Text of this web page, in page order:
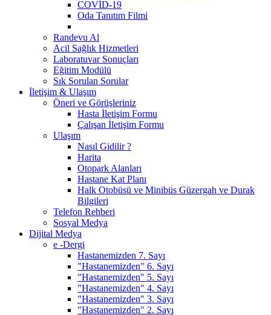
COVİD-19
Oda Tanıtım Filmi
Randevu Al
Acil Sağlık Hizmetleri
Laboratuvar Sonuçları
Eğitim Modülü
Sık Sorulan Sorular
İletişim & Ulaşım
Öneri ve Görüşleriniz
Hasta İletişim Formu
Çalışan İletişim Formu
Ulaşım
Nasıl Gidilir ?
Harita
Otopark Alanları
Hastane Kat Planı
Halk Otobüsü ve Minibüs Güzergah ve Durak
Bilgileri
Telefon Rehberi
Sosyal Medya
Dijital Medya
e -Dergi
Hastanemizden 7. Sayı
"Hastanemizden" 6. Sayı
"Hastanemizden" 5. Sayı
"Hastanemizden" 4. Sayı
"Hastanemizden" 3. Sayı
"Hastanemizden" 2. Sayı